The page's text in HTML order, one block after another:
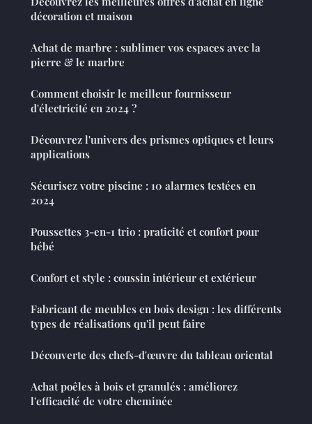
décoration et maison
Achat de marbre : sublimer vos espaces avec la
pierre & le marbre
Comment choisir le meilleur fournisseur
d'électricité en 2024 ?
Découvrez l'univers des prismes optiques et leurs
applications
Sécurisez votre piscine : 10 alarmes testées en
2024
Poussettes 3-en-1 trio : praticité et confort pour
bébé
Confort et style : coussin intérieur et extérieur
Fabricant de meubles en bois design : les différents
types de réalisations qu'il peut faire
Découverte des chefs-d'œuvre du tableau oriental
Achat poêles à bois et granulés : améliorez
l'efficacité de votre cheminée